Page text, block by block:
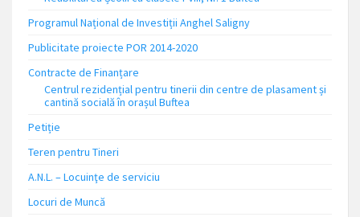
Programul Național de Investiții Anghel Saligny
Publicitate proiecte POR 2014-2020
Contracte de Finanțare
Centrul rezidențial pentru tinerii din centre de plasament și
cantină socială în orașul Buftea
Petiție
Teren pentru Tineri
A.N.L. – Locuinţe de serviciu
Locuri de Muncă